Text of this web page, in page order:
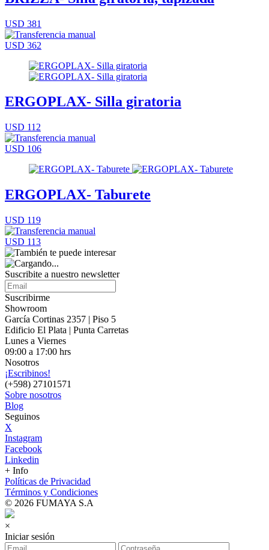
USD 381
USD 362
ERGOPLAX- Silla giratoria
USD 112
USD 106
ERGOPLAX- Taburete
USD 119
USD 113
Suscribite a nuestro newsletter
Suscribirme
Showroom
García Cortinas 2357 | Piso 5
Edificio El Plata | Punta Carretas
Lunes a Viernes
09:00 a 17:00 hrs
Nosotros
¡Escribinos!
(+598) 27101571
Sobre nosotros
Blog
Seguinos
X
Instagram
Facebook
Linkedin
+ Info
Políticas de Privacidad
Términos y Condiciones
© 2026 FUMAYA S.A
×
Iniciar sesión